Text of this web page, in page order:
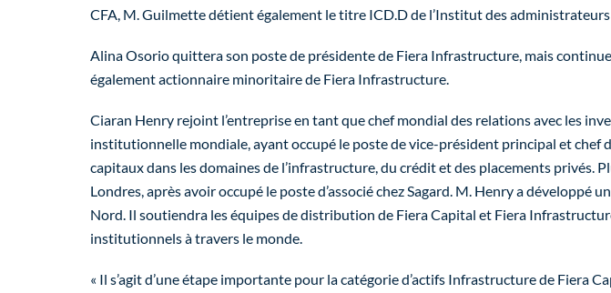
CFA, M. Guilmette détient également le titre ICD.D de l’Institut des administrateurs
Alina Osorioquittera son poste de présidente de Fiera Infrastructure, mais
également actionnaire minoritaire de Fiera Infrastructure.
Ciaran Henry rejoint l’entreprise en tant que chef mondial des relations avec les
institutionnelle mondiale, ayant occupé le poste de vice-président principal et chef
capitaux dans les domaines de l’infrastructure, du crédit et des placements privés.
Londres, après avoir occupé le poste d’associé chezSagard. M. Henry a développé
Nord. Il soutiendra les équipes de distribution de Fiera Capital et Fiera
institutionnels à travers le monde.
« Il s’agit d’une étape importante pour la catégorie d’actifs Infrastructure de Fiera